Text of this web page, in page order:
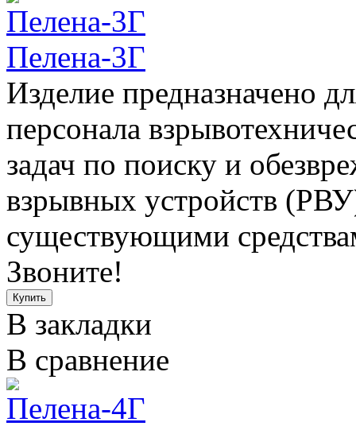
Пелена-3Г
Изделие предназначено
персонала
задач по поиску и
взрывных устройств
существующими
Звоните!
В закладки
В сравнение